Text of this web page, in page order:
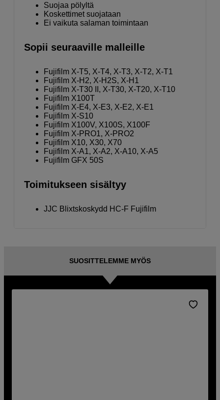
Suojaa pölyltä
Koskettimet suojataan
Ei vaikuta salaman toimintaan
Sopii seuraaville malleille
Fujifilm X-T5, X-T4, X-T3, X-T2, X-T1
Fujifilm X-H2, X-H2S, X-H1
Fujifilm X-T30 II, X-T30, X-T20, X-T10
Fujifilm X100T
Fujifilm X-E4, X-E3, X-E2, X-E1
Fujifilm X-S10
Fujifilm X100V, X100S, X100F
Fujifilm X-PRO1, X-PRO2
Fujifilm X10, X30, X70
Fujifilm X-A1, X-A2, X-A10, X-A5
Fujifilm GFX 50S
Toimitukseen sisältyy
JJC Blixtskoskydd HC-F Fujifilm
SUOSITTELEMME MYÖS